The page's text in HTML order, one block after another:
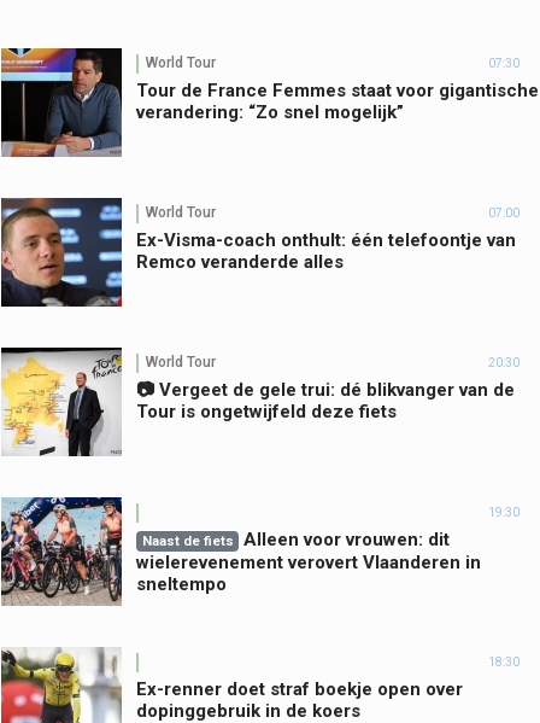
World Tour 07:30
Tour de France Femmes staat voor gigantische
verandering: “Zo snel mogelijk”
World Tour 07:00
Ex-Visma-coach onthult: één telefoontje van
Remco veranderde alles
World Tour 20:30
📷 Vergeet de gele trui: dé blikvanger van de
Tour is ongetwijfeld deze fiets
19:30
Naast de fiets
Alleen voor vrouwen: dit
wielerevenement verovert Vlaanderen in
sneltempo
18:30
Ex-renner doet straf boekje open over
dopinggebruik in de koers